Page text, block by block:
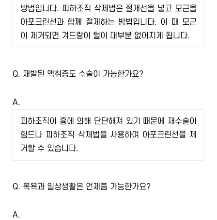
방법입니다. 피하조직 삭제법은 절개선을 넣고 모근을
아포크린선과 함께 절제하는 방법입니다. 이 때 모근
이 제거되면 겨드랑이 털이 대부분 없어지게 됩니다.
Q. 재발된 액취증도 수술이 가능한가요?
A.
피하조직이 흉에 의해 단단해져 있기 때문에 재수술이
힘드나 피하조직 삭제법을 사용하여 아포크린선을 제
거할 수 있습니다.
Q. 목욕과 일상생활은 언제쯤 가능한가요?
A.